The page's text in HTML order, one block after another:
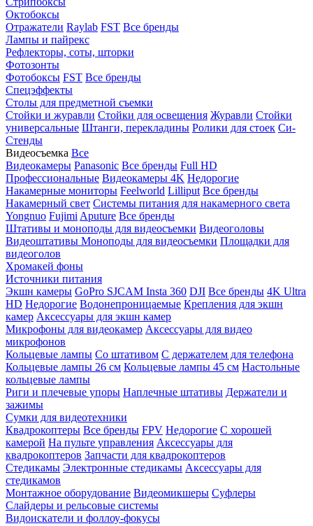
Октобоксы
Отражатели Raylab FST Все бренды
Лампы и пайрекс
Рефлекторы, соты, шторки
Фотозонты
Фотобоксы FST Все бренды
Спецэффекты
Столы для предметной съемки
Стойки и журавли Стойки для освещения Журавли Стойки
универсальные Штанги, перекладины Ролики для стоек Си-
Стенды
Видеосъемка Все
Видеокамеры Panasonic Все бренды Full HD
Профессиональные Видеокамеры 4K Недорогие
Накамерные мониторы Feelworld Lilliput Все бренды
Накамерный свет Системы питания для накамерного света
Yongnuo Fujimi Aputure Все бренды
Штативы и моноподы для видеосъемки Видеоголовы
Видеоштативы Моноподы для видеосъемки Площадки для
видеоголов
Хромакей фоны
Источники питания
Экшн камеры GoPro SJCAM Insta 360 DJI Все бренды 4K Ultra
HD Недорогие Водонепроницаемые Крепления для экшн
камер Аксессуары для экшн камер
Микрофоны для видеокамер Аксессуары для видео
микрофонов
Кольцевые лампы Со штативом C держателем для телефона
Кольцевые лампы 26 см Кольцевые лампы 45 см Настольные
кольцевые лампы
Риги и плечевые упоры Наплечные штативы Держатели и
зажимы
Сумки для видеотехники
Квадрокоптеры Все бренды FPV Недорогие С хорошей
камерой На пульте управления Аксессуары для
квадрокоптеров Запчасти для квадрокоптеров
Стедикамы Электронные стедикамы Аксессуары для
стедикамов
Монтажное оборудование Видеомикшеры Суфлеры
Слайдеры и рельсовые системы
Видоискатели и фоллоу-фокусы